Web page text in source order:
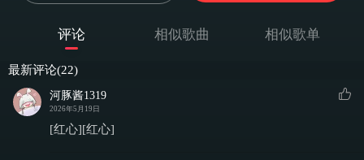
至今仍旧因震耳欲聋的责骂声
气到颤抖涌上心头
見える事なく 誰にも解りはしないだろう
评论 相似歌曲 相似歌单
最新评论(22)
河豚酱1319
2026年5月19日
[红心][红心]